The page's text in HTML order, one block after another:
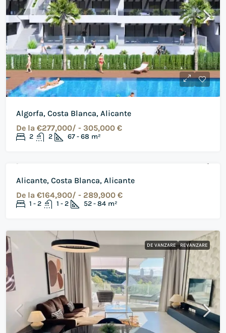
Algorfa, Costa Blanca, Alicante
De la €277,000/ - 305,000 €
2 2 67 - 68 m²
Alicante, Costa Blanca, Alicante
De la €164,900/ - 289,900 €
1 - 2 1 - 2 52 - 84 m²
DE VANZARE REVANZARE